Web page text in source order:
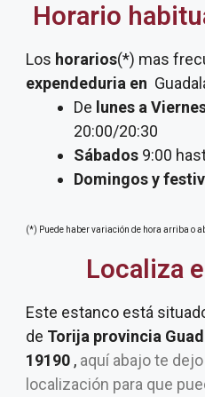
Horario
Los horarios(*) mas
expendeduria en
De lunes a
20:00/20:30
Sábados 9:00
Domingos y
(*) Puede haber variación de hora arriba o
Localiza
Este estanco está
de Torija provincia
19190 , aquí abajo te
localización para que